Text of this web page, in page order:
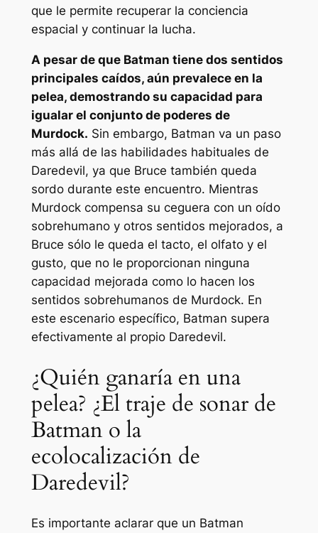
que le permite recuperar la conciencia
espacial y continuar la lucha.
A pesar de que Batman tiene dos sentidos
principales caídos, aún prevalece en la
pelea, demostrando su capacidad para
igualar el conjunto de poderes de
Murdock. Sin embargo, Batman va un paso
más allá de las habilidades habituales de
Daredevil, ya que Bruce también queda
sordo durante este encuentro. Mientras
Murdock compensa su ceguera con un oído
sobrehumano y otros sentidos mejorados, a
Bruce sólo le queda el tacto, el olfato y el
gusto, que no le proporcionan ninguna
capacidad mejorada como lo hacen los
sentidos sobrehumanos de Murdock. En
este escenario específico, Batman supera
efectivamente al propio Daredevil.
¿Quién ganaría en una
pelea? ¿El traje de sonar de
Batman o la
ecolocalización de
Daredevil?
Es importante aclarar que un Batman